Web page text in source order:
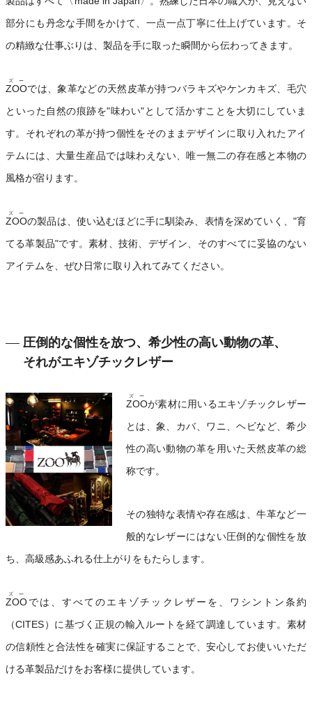
部分にも丹念な手間をかけて、一点一点丁寧に仕上げています。そ
の精緻な仕事ぶりは、製品を手に取った瞬間から伝わってきます。
ZOO
ズー
では、象革などの天然皮革が持つバラキズやケンカキズ、毛穴
といった自然の痕跡を"味わい"として活かすことを大切にしていま
す。それぞれの革が持つ個性をそのままデザインに取り入れたアイ
テムには、大量生産品では味わえない、唯一無二の存在感と本物の
風格が宿ります。
ZOO
ズー
の製品は、使い込むほどに手に馴染み、表情を深めていく、"育
てる革製品"です。素材、技術、デザイン、そのすべてに妥協のない
アイテムを、ぜひ日常に取り入れてみてください。
圧倒的な個性を放つ、希少性の高い動物の革、
それがエキゾチックレザー
ZOO
ズー
が素材に用いるエキゾチックレザー
とは、象、カバ、ワニ、ヘビなど、希少
性の高い動物の革を用いた天然皮革の総
称です。
その独特な表情や存在感は、牛革など一
般的なレザーにはない圧倒的な個性を放
ち、高級感あふれる仕上がりをもたらします。
ZOO
ズー
では、すべてのエキゾチックレザーを、ワシントン条約
（CITES）に基づく正規の輸入ルートを経て調達しています。素材
の信頼性と合法性を確実に保証することで、安心してお使いいただ
ける革製品だけをお客様に提供しています。